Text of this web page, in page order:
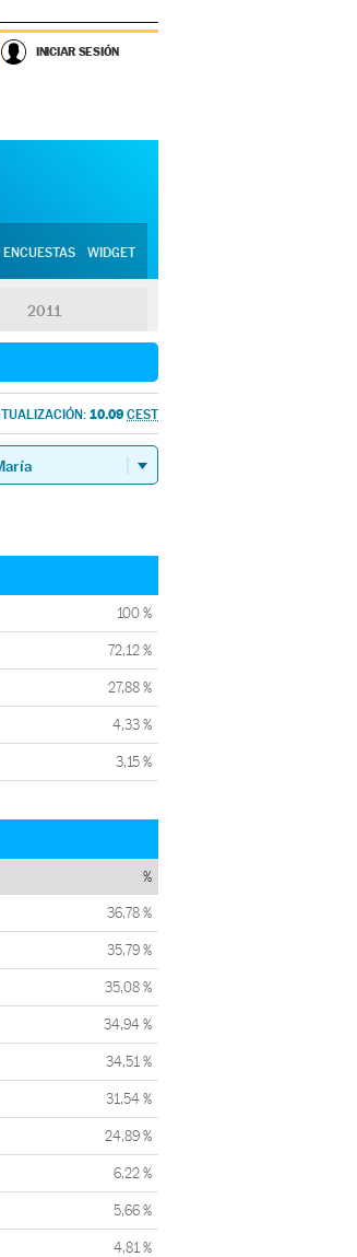
INICIAR SESIÓN
ENCUESTAS WIDGET
2011
10.09 CEST
100 %
72,12 %
27,88 %
4,33 %
3,15 %
%
36,78 %
35,79 %
35,08 %
34,94 %
34,51 %
31,54 %
24,89 %
6,22 %
5,66 %
4,81 %